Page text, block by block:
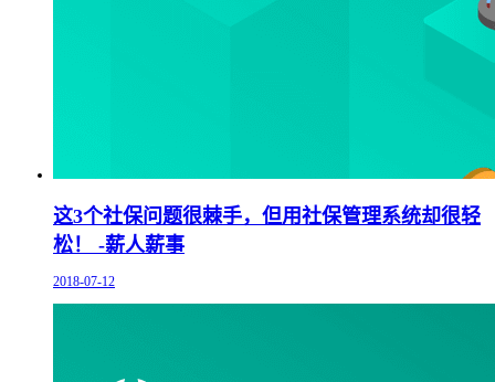
这3个社保问题很棘手，但用社保管理系统却很轻
松！ -薪人薪事
2018-07-12